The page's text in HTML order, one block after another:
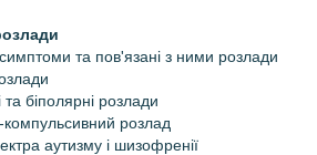
та пов'язані з ними розлади
біполярні розлади
розлад
аутизму і шизофренії